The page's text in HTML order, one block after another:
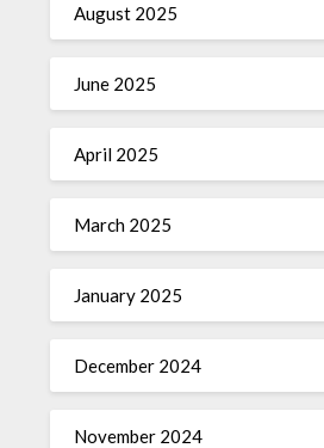
August 2025
June 2025
April 2025
March 2025
January 2025
December 2024
November 2024